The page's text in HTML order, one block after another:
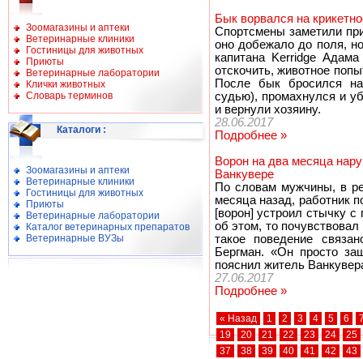
Зоомагазины и аптеки
Ветеринарные клиники
Гостиницы для животных
Приюты
Ветеринарные лаборатории
Клички животных
Словарь терминов
Каталоги :
Зоомагазины и аптеки
Ветеринарные клиники
Гостиницы для животных
Приюты
Ветеринарные лаборатории
Каталог ветеринарных препаратов
Ветеринарные ВУЗы
Бык ворвался на
Спортсмены заметили
оно добежало до поля,
капитана Kerridge
отскочить, животное
После бык бросился на
судью), промахнулся и
и вернули хозяину.
28.06.2017
Подробнее »
Ворон на два месяца
Ванкувере
По словам мужчины, в
месяца назад, работник
[ворон] устроил стычку с
об этом, то
такое поведение
Бергман. «Он просто
пояснил житель
27.06.2017
Подробнее »
« Назад 1 2 3 4 5 6
19
20 21 22 23 24
25
37
38 39 40 41 42
43